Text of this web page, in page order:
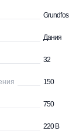
Grundfos
Дания
32
150
750
220 В